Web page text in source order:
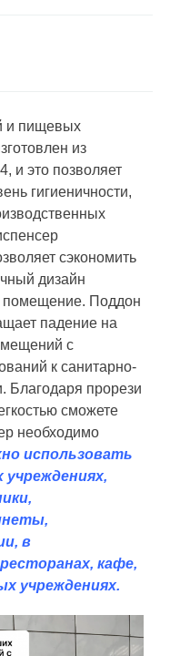
и пищевых
из
и это позволяет
гигиеничности,
сэкономить
дизайн
помещение. Поддон
падение на
с
к санитарно-
Благодаря прорези
сможете
необходимо
использовать
учреждениях,
в
кафе,
учреждениях.